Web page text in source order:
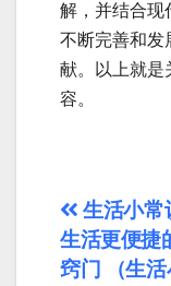
解，并结合现
不断完善和发
献。以上就是
容。
文
章
生活小常
生活更便捷
窍门 （生活